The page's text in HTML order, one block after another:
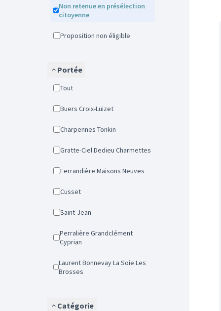
Non retenue en présélection
citoyenne
Proposition non éligible
Portée
Tout
Buers Croix-Luizet
Charpennes Tonkin
Gratte-Ciel Dedieu Charmettes
Ferrandière Maisons Neuves
Cusset
Saint-Jean
Perralière Grandclément
Cyprian
Laurent Bonnevay La Soie Les
Brosses
Catégorie